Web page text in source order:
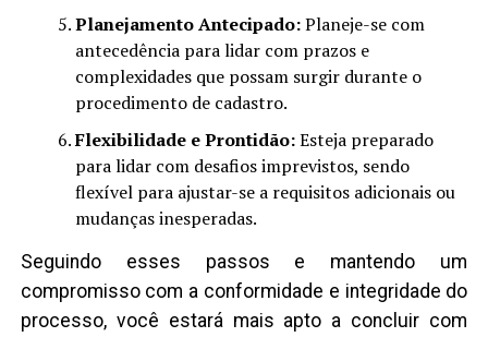
Planejamento Antecipado:Planeje-se com
antecedência para lidar com prazos e
complexidades que possam surgir durante o
procedimento de cadastro.
Flexibilidade e Prontidão:Esteja preparado
para lidar com desafios imprevistos, sendo
flexível para ajustar-se a requisitos adicionais ou
mudanças inesperadas.
Seguindo esses passos e mantendo um
compromisso com a conformidade e integridade do
processo, você estará mais apto a concluir com